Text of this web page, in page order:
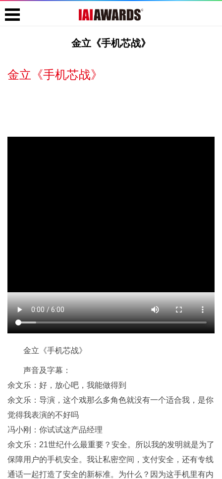
金立《手机芯战》
金立《手机芯战》
金立《手机芯战》
声音及字幕：
余文乐：好，放心吧，我能做得到
余文乐：导演，这个戏那么多角色就没有一个适合我，是你
觉得我表演的不好吗
冯小刚：你试试这产品经理
余文乐：21世纪什么最重要？安全。所以我的发明就是为了
保障用户的手机安全。我让私密空间，支付安全，还有专线
通话一起打造了安全的新标准。为什么？因为这手机里有内